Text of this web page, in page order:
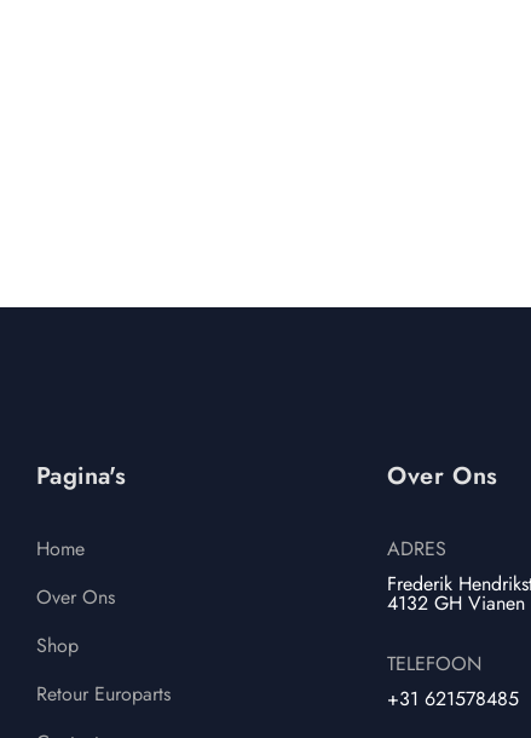
Pagina's
Home
Over Ons
Shop
Retour Europarts
Over Ons
ADRES
Frederik
4132 GH Vianen
TELEFOON
+31 621578485